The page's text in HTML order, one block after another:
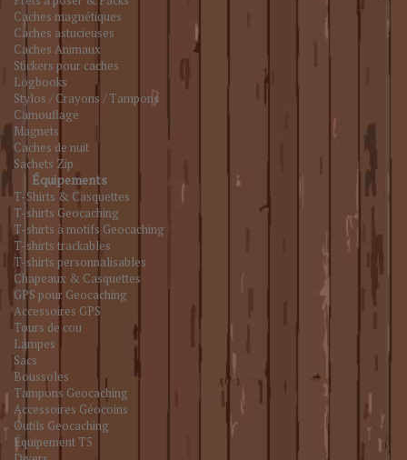
Caches magnétiques
Caches astucieuses
Caches Animaux
Stickers pour caches
Logbooks
Stylos / Crayons / Tampons
Camouflage
Magnets
Caches de nuit
Sachets Zip
Équipements
T-Shirts & Casquettes
T-shirts Geocaching
T-shirts à motifs Geocaching
T-shirts trackables
T-shirts personnalisables
Chapeaux & Casquettes
GPS pour Geocaching
Accessoires GPS
Tours de cou
Lampes
Sacs
Boussoles
Tampons Geocaching
Accessoires Géocoins
Outils Geocaching
Équipement T5